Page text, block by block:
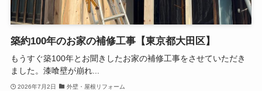
築約100年のお家の補修工事【東京都大田区】
もうすぐ築100年とお聞きしたお家の補修工事をさせていただき
ました。漆喰壁が崩れ...
2026年7月2日 外壁・屋根リフォーム